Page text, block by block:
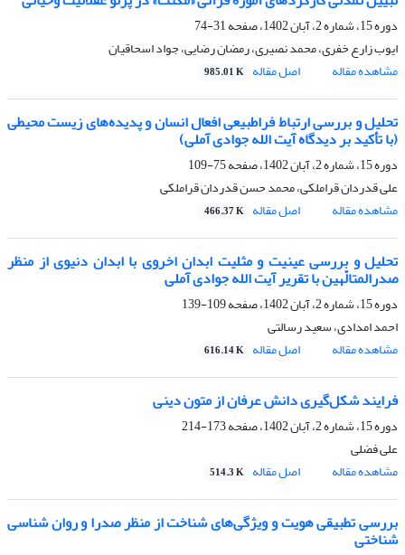
دوره 15، شماره 2، آبان 1402، صفحه
31-74
ایوب زارع خفری، محمد نصیری، رمضان رضایی، جواد اسحاقیان
مشاهده مقاله
اصل مقاله 985.01 K
تحلیل و بررسی ارتباط فراطبیعی افعال انسان و پدیده‌های زیست محیطی
(با تأکید بر دیدگاه آیت ‌الله جوادی ‌آملی)
دوره 15، شماره 2، آبان 1402، صفحه
75-109
علی قدردان قراملکی، محمد حسن قدردان قراملکی
مشاهده مقاله
اصل مقاله 466.37 K
تحلیل و بررسی عینیت و مثلیت ابدان اخروی با ابدان دنیوی از منظر
صدرالمتالّهین با تقریر آیت الله جوادی آملی
دوره 15، شماره 2، آبان 1402، صفحه
109-139
احمد امدادی، سعید رسالتی
مشاهده مقاله
اصل مقاله 616.14 K
فرایند شکل‌گیری دانش عرفان از متون دینی
دوره 15، شماره 2، آبان 1402، صفحه
173-214
علی فضلی
مشاهده مقاله
اصل مقاله 514.3 K
بررسی تطبیقی هویت و ویژگی‌های شناخت از منظر صدرا و روان شناسی
شناختی